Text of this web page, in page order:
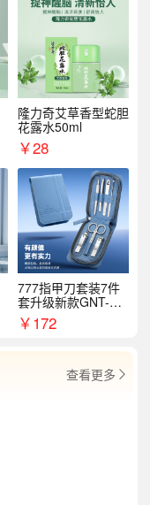
隆力奇艾草香型蛇胆
花露水50ml
￥28
777指甲刀套装7件
套升级新款GNT-PM
072
￥172
查看更多 